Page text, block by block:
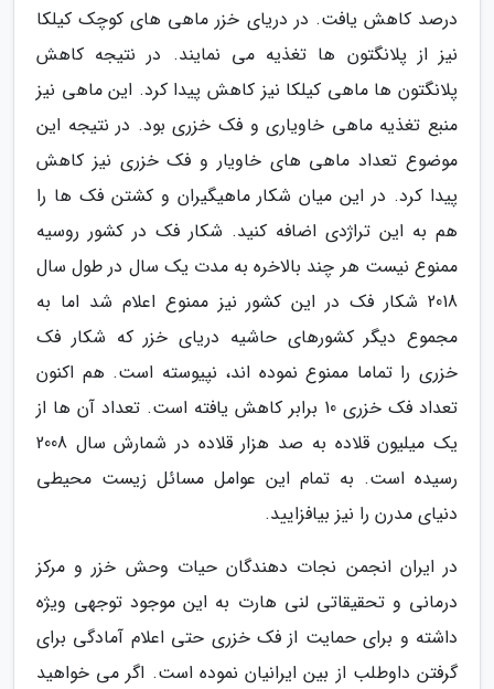
درصد کاهش یافت. در دریای خزر ماهی های کوچک کیلکا
نیز از پلانگتون ها تغذیه می نمایند. در نتیجه کاهش
پلانگتون ها ماهی کیلکا نیز کاهش پیدا کرد. این ماهی نیز
منبع تغذیه ماهی خاویاری و فک خزری بود. در نتیجه این
موضوع تعداد ماهی های خاویار و فک خزری نیز کاهش
پیدا کرد. در این میان شکار ماهیگیران و کشتن فک ها را
هم به این تراژدی اضافه کنید. شکار فک در کشور روسیه
ممنوع نیست هر چند بالاخره به مدت یک سال در طول سال
2018 شکار فک در این کشور نیز ممنوع اعلام شد اما به
مجموع دیگر کشورهای حاشیه دریای خزر که شکار فک
خزری را تماما ممنوع نموده اند، نپیوسته است. هم اکنون
تعداد فک خزری 10 برابر کاهش یافته است. تعداد آن ها از
یک میلیون قلاده به صد هزار قلاده در شمارش سال 2008
رسیده است. به تمام این عوامل مسائل زیست محیطی
دنیای مدرن را نیز بیافزایید.
در ایران انجمن نجات دهندگان حیات وحش خزر و مرکز
درمانی و تحقیقاتی لنی هارت به این موجود توجهی ویژه
داشته و برای حمایت از فک خزری حتی اعلام آمادگی برای
گرفتن داوطلب از بین ایرانیان نموده است. اگر می خواهید